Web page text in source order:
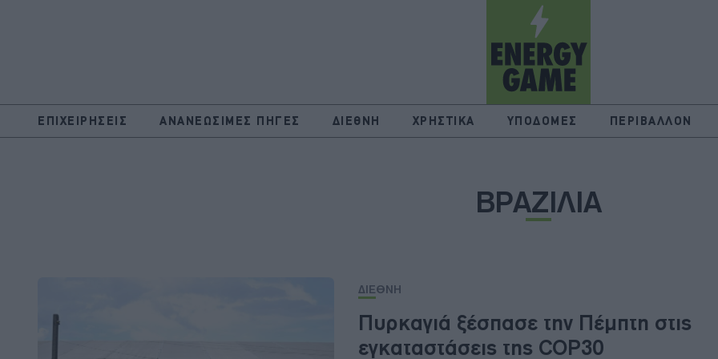
ΕΠΙΧΕΙΡΗΣΕΙΣ ΑΝΑΝΕΩΣΙΜΕΣ ΠΗΓΕΣ ΔΙΕΘΝΗ ΧΡΗΣΤΙΚΑ ΥΠΟΔΟΜΕΣ ΠΕΡΙΒΑΛΛΟΝ
ΒΡΑΖΙΛΙΑ
ΔΙΕΘΝΗ
Πυρκαγιά ξέσπασε την Πέμπτη στις
εγκαταστάσεις της COP30